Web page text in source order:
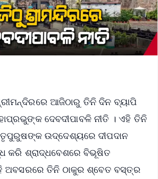
ଆଜିଠାରୁ ତିନି ଦିନ ବ୍ୟାପି
ଦେବଦୀପାବଳି ନୀତି । ଏହି ତିନି
ଉଦ୍ଦେଶ୍ୟରେ ଦୀପଦାନ
କରି ଶ୍ରାଦ୍ଧବେଶରେ ବିଭୂଷିତ
ଅବସରରେ ତିନି ଠାକୁର ଶ୍ବେତ ବସ୍ତ୍ର